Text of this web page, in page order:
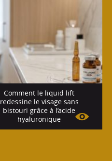
Comment le liquid lift
redessine le visage sans
bistouri grâce à l’acide
hyaluronique